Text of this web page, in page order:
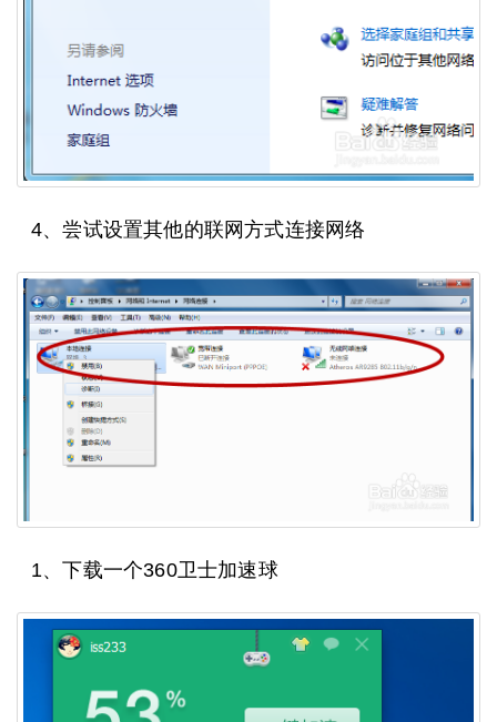
4、尝试设置其他的联网方式连接网络
1、下载一个360卫士加速球